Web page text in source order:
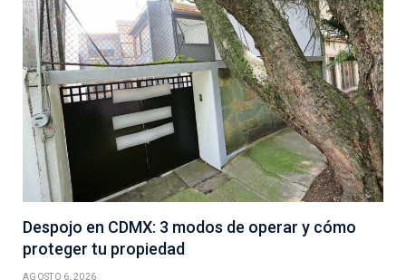
Despojo en CDMX: 3 modos de operar y cómo
proteger tu propiedad
AGOSTO 6, 2026